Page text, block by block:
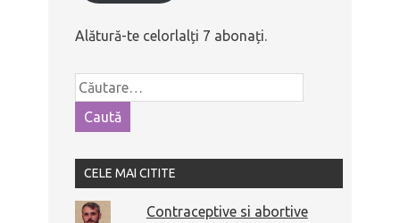
Alătură-te celorlalți 7 abonați.
CELE MAI CITITE
Contraceptive si abortive